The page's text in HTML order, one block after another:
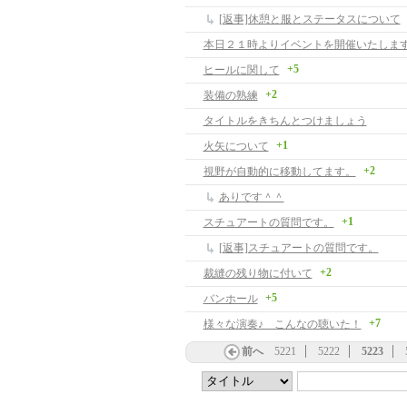
[返事]休憩と服とステータスについて
本日２１時よりイベントを開催いたしま
ヒールに関して
+5
装備の熟練 +2
タイトルをきちんとつけましょう
火矢について
+1
視野が自動的に移動してます。 +2
ありです＾＾
スチュアートの質問です。
+1
[返事]スチュアートの質問です。
裁縫の残り物に付いて
+2
バンホール +5
様々な演奏♪ こんなの聴いた！ +7
前へ 5221 5222 5223